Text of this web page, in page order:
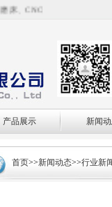
CNC雕铣机、CNC加工中心
产品展示 新闻
首页>>新闻动态>>行业新